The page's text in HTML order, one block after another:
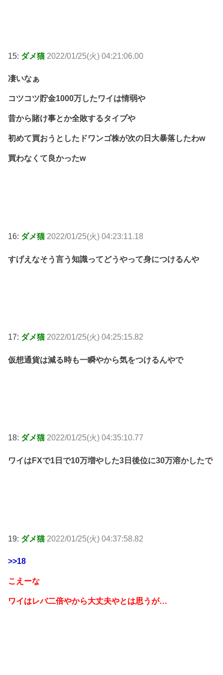
15: ダメ猫 2022/01/25(火) 04:21:06.00
凄いなぁ
コツコツ貯金1000万したワイは情弱や
昔から賭け事とか全敗するタイプや
初めて買おうとしたドワンゴ株が次の日大暴落したわw
買わなくて良かったw
16: ダメ猫 2022/01/25(火) 04:23:11.18
すげえなそう言う知識ってどうやって身につけるんや
17: ダメ猫 2022/01/25(火) 04:25:15.82
仮想通貨は減る時も一瞬やから気をつけるんやで
18: ダメ猫 2022/01/25(火) 04:35:10.77
ワイはFXで1日で10万増やした3日後位に30万溶かしたで
19: ダメ猫 2022/01/25(火) 04:37:58.82
>>18
こえーな
ワイはレバ二倍やから大丈夫やとは思うが…